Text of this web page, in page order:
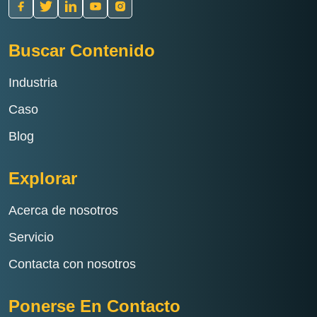
Buscar Contenido
Industria
Caso
Blog
Explorar
Acerca de nosotros
Servicio
Contacta con nosotros
Ponerse En Contacto